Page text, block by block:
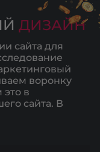
ДИЗАЙН
сайта для
воронку
в
сайта. В